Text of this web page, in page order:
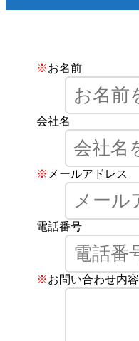
※お名前
会社名
※ メールアドレス
電話番号
※お問い合わせ内容